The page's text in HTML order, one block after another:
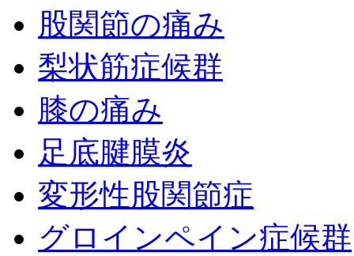
股関節の痛み
梨状筋症候群
膝の痛み
足底腱膜炎
変形性股関節症
グロインペイン症候群